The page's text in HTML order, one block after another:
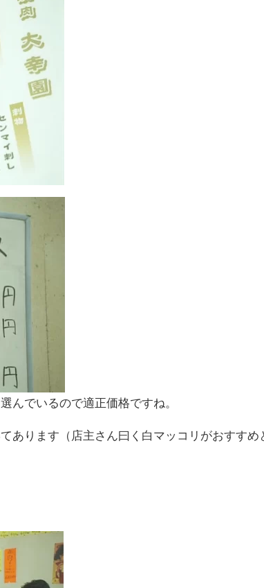
んでいるので適正価格ですね。
あります（店主さん曰く白マッコリがおすすめ